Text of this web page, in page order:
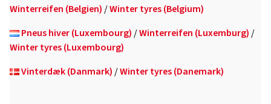
Winterreifen (Belgien) /Winter tyres (Belgium)
Pneus hiver (Luxembourg) /Winterreifen (Luxemburg) /
Winter tyres (Luxembourg)
Vinterdæk (Danmark) /Winter tyres (Danemark)